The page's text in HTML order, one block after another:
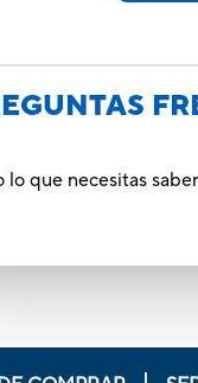
lo que necesitas